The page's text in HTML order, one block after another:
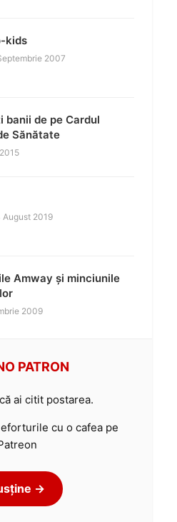
kids
2007
banii de pe Cardul
Sănătate
August 2019
Amway și minciunile
2009
PATRON
ai citit postarea.
cu o cafea pe
→